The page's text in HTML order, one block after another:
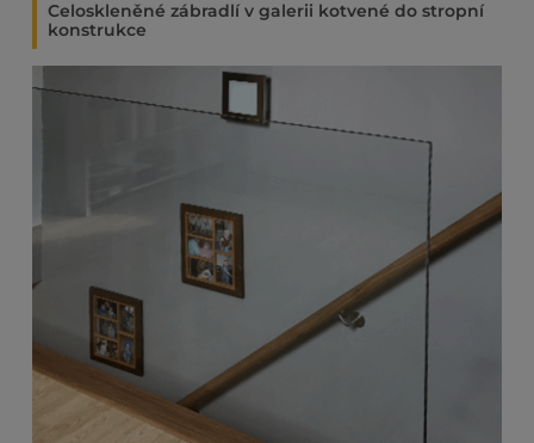
Celoskleněné zábradlí v galerii kotvené do stropní
konstrukce